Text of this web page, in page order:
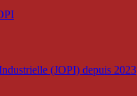
(JOPI) depuis 2023